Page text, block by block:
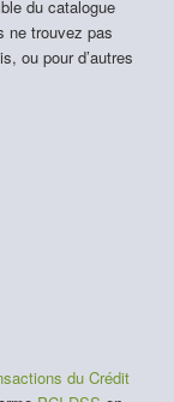
du catalogue
ne trouvez pas
ou pour d’autres
du Crédit